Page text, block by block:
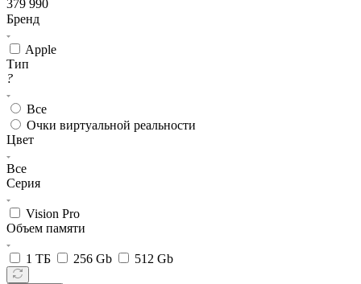
379 990
Бренд
Apple
Тип
?
Все
Очки виртуальной реальности
Цвет
Все
Серия
Vision Pro
Объем памяти
1 ТБ 256 Gb 512 Gb